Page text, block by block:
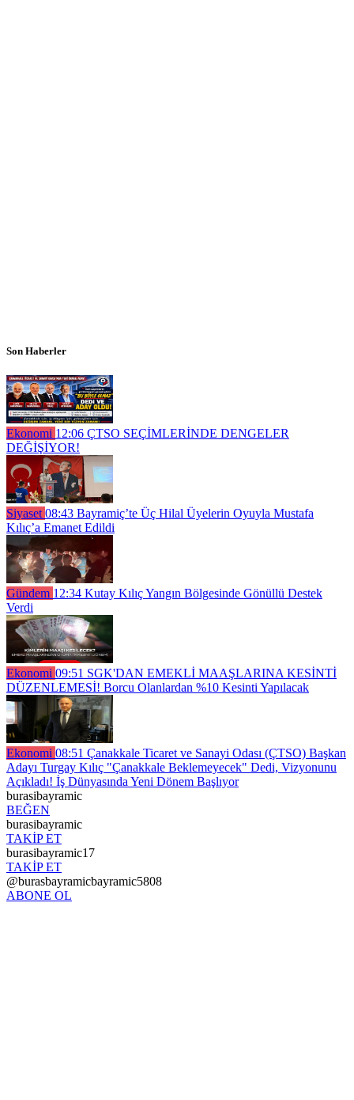
Son Haberler
Ekonomi 12:06 ÇTSO SEÇİMLERİNDE DENGELER
DEĞİŞİYOR!
Siyaset 08:43 Bayramiç’te Üç Hilal Üyelerin Oyuyla Mustafa
Kılıç’a Emanet Edildi
Gündem 12:34 Kutay Kılıç Yangın Bölgesinde Gönüllü Destek
Verdi
Ekonomi 09:51 SGK'DAN EMEKLİ MAAŞLARINA KESİNTİ
DÜZENLEMESİ! Borcu Olanlardan %10 Kesinti Yapılacak
Ekonomi 08:51 Çanakkale Ticaret ve Sanayi Odası (ÇTSO) Başkan
Adayı Turgay Kılıç "Çanakkale Beklemeyecek" Dedi, Vizyonunu
Açıkladı! İş Dünyasında Yeni Dönem Başlıyor
burasibayramic
BEĞEN
burasibayramic
TAKİP ET
burasibayramic17
TAKİP ET
@burasbayramicbayramic5808
ABONE OL